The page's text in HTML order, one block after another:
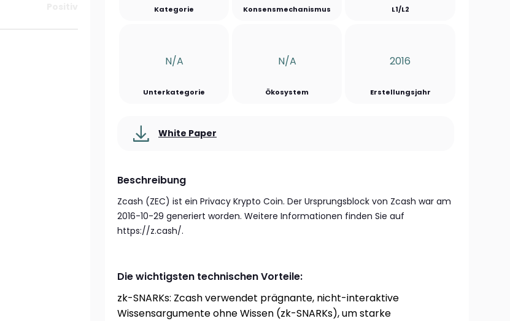
Kategorie Konsensmechanismus L1/L2
N/a
Unterkategorie
N/a
Ökosystem
2016
Erstellungsjahr
White Paper
Beschreibung
Zcash (ZEC) ist ein Privacy Krypto Coin. Der Ursprungsblock von Zcash war am
2016-10-29 generiert worden. Weitere Informationen finden Sie auf
https://z.cash/.
Die wichtigsten technischen Vorteile:
zk-SNARKs: Zcash verwendet prägnante, nicht-interaktive
Wissensargumente ohne Wissen (zk-SNARKs), um starke